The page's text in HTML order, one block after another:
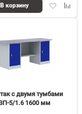
Добавить
В корзину
с двумя тумбами
5/1.6 1600 мм